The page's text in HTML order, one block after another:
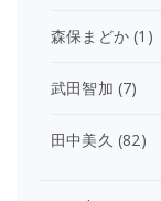
森保まどか (1)
武田智加 (7)
田中美久 (82)